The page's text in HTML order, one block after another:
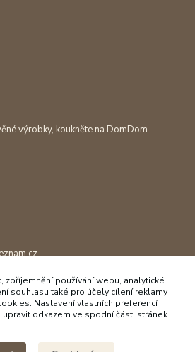
výrobky, koukněte na DomDom
zpříjemnění používání webu, analytické
souhlasu také pro účely cílení reklamy
Nastavení vlastních preferencí
odkazem ve spodní části stránek.